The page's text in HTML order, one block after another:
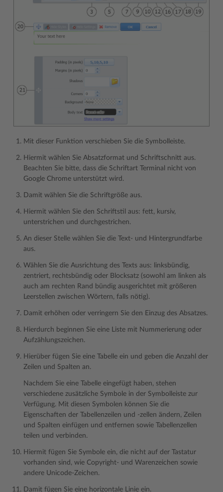
Mit dieser Funktion verschieben Sie die Symbolleiste.
Hiermit wählen Sie Absatzformat und Schriftschnitt aus.
Beachten Sie bitte, dass die Schriftart Terminal nicht von
Google Chrome unterstützt wird.
Damit wählen Sie die Schriftgröße aus.
Hiermit wählen Sie den Schriftstil aus: fett, kursiv,
unterstrichen und durchgestrichen.
An dieser Stelle wählen Sie die Text- und Hintergrundfarbe
aus.
Wählen Sie die Ausrichtung des Texts aus: linksbündig,
zentriert, rechtsbündig oder Blocksatz (sowohl am linken als
auch am rechten Rand bündig ausgerichtet mit größeren
Leerstellen zwischen Wörtern, falls nötig).
Damit erhöhen oder verringern Sie den Einzug des Absatzes.
Hierdurch beginnen Sie eine Liste mit Nummerierung oder
Aufzählungszeichen.
Hierüber fügen Sie eine Tabelle ein und geben die Anzahl der
Zeilen und Spalten an.
Nachdem Sie eine Tabelle eingefügt haben, stehen
verschiedene zusätzliche Symbole in der Symbolleiste zur
Verfügung. Mit diesen Symbolen können Sie die
Eigenschaften der Tabellenzeilen und -zellen ändern, Zeilen
und Spalten einfügen und entfernen sowie Tabellenzellen
teilen und verbinden.
Hiermit fügen Sie Symbole ein, die nicht auf der Tastatur
vorhanden sind, wie Copyright- und Warenzeichen sowie
andere Unicode-Zeichen.
Damit fügen Sie eine horizontale Linie ein.